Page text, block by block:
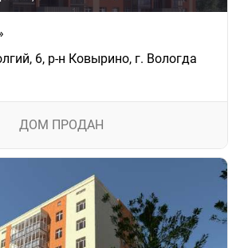
6, р-н Ковырино, г. Вологда
ДОМ ПРОДАН